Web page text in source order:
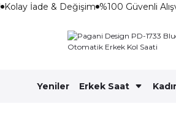
Kolay İade & Değişim %100 Güvenli
Yeniler Erkek Saat